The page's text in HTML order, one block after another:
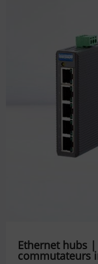
Ethernet hubs |
commutateurs